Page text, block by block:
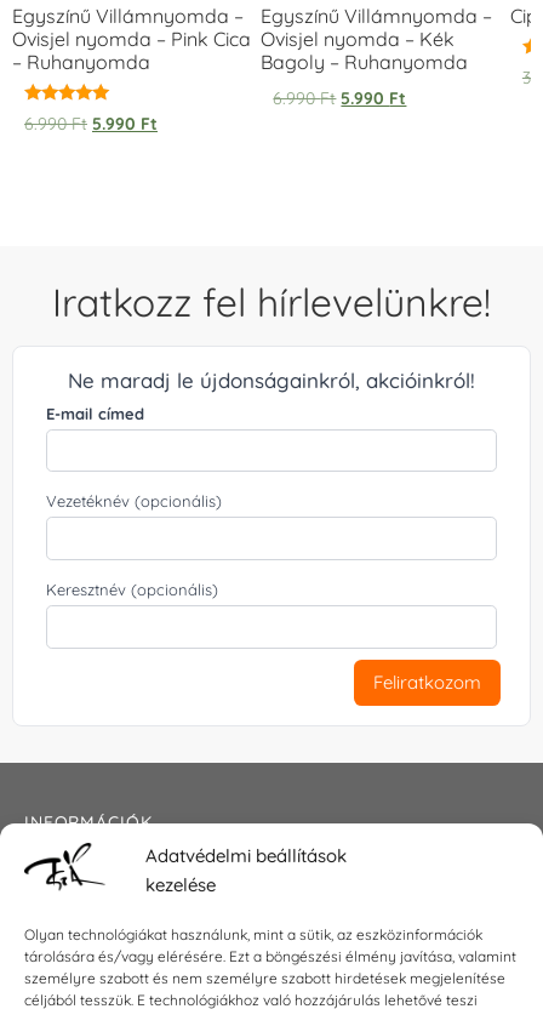
Adatvédelmi beállítások
kezelése
Olyan technológiákat használunk, mint a sütik, az eszközinformációk
tárolására és/vagy elérésére. Ezt a böngészési élmény javítása, valamint
személyre szabott és nem személyre szabott hirdetések megjelenítése
céljából tesszük. E technológiákhoz való hozzájárulás lehetővé teszi
Egyszínű Villámnyomda –
Ovisjel nyomda – Pink Cica
– Ruhanyomda
Értékelés:
5.00
6.990Ft 5.990 Ft
Egyszínű Villámnyomda –
Ovisjel nyomda – Kék
Bagoly – Ruhanyomda
6.990Ft 5.990 Ft
Iratkozz fel hírlevelünkre!
Ne maradj le újdonságainkról, akcióinkról!
E-mail címed
Vezetéknév (opcionális)
Keresztnév (opcionális)
Feliratkozom
INFORMÁCIÓK
Általános szerződési feltételek
Impresszum